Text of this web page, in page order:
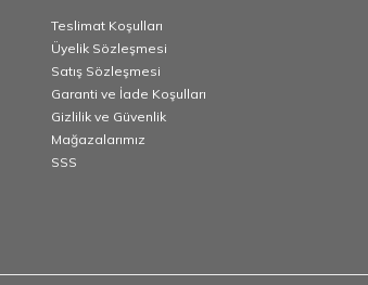
Teslimat Koşulları
Üyelik Sözleşmesi
Satış Sözleşmesi
Garanti ve İade Koşulları
Gizlilik ve Güvenlik
Mağazalarımız
SSS